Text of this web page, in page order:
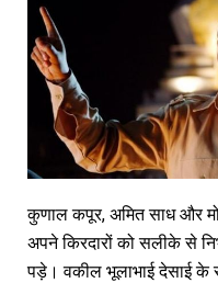
कुणाल कपूर, अमित साध और
अपने किरदारों को सलीके से
पड़े। वकील भूलाभाई देसाई के